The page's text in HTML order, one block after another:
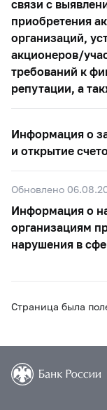
связи с
приобретения
организаций,
акционеров/
требований к
репутации, а
Информация о
и открытие
Обновлено
Информация о
организациям
нарушения в
Страница была